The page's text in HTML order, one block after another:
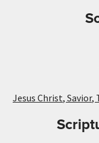
Jesus Christ, Savior,